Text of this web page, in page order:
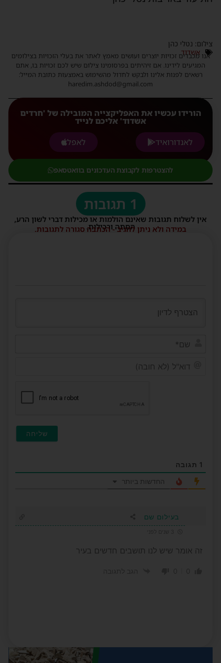
צילום: נטלי כהן
אשדוד
אנו מכבדים זכויות יוצרים ועושים מאמץ לאתר את בעלי הזכויות בצילומים
המגיעים לידינו. אם זיהיתים בפרסומינו צילום שיש לכם זכויות בו, אתם
רשאים לפנות אלינו ולבקש לחדול מהשימוש באמצעות כתובת המייל:
haredim.ashdod@gmail.com
הורידו עכשיו את האפליקצייה המובילה של 'חרדים
אשדוד' אליכם לנייד
לאנדורואיד
לאפל
להצטרפות לקבוצת העדכונים בוואטסאפ
1 תגובות
אין לשלוח תגובות שאינם הולמות או מכילות דברי לשון הרע,
הסתה ורכילות.
במידה ולא ניתן להגיב - הכתבה סגורה לתגובות.
1 תגובה
החדשות ביותר
בעילום שם
זה אומר שיש לנו תושבים חדשים בעיר